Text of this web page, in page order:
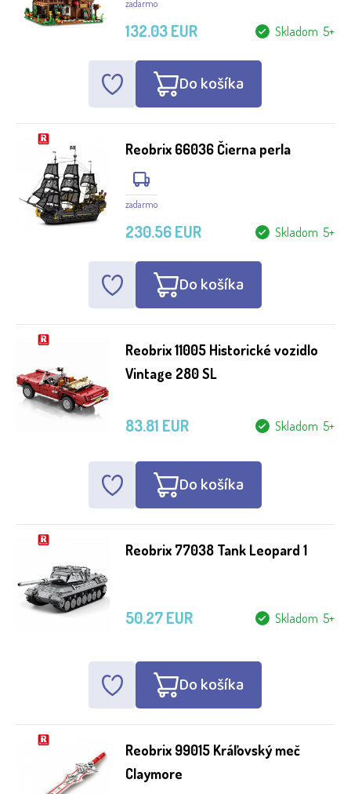
zadarmo
Skladom 5+
132.03 EUR
Do košíka
Reobrix 66036 Čierna perla
zadarmo
Skladom 5+
230.56 EUR
Do košíka
Reobrix 11005 Historické vozidlo
Vintage 280 SL
Skladom 5+
83.81 EUR
Do košíka
Reobrix 77038 Tank Leopard 1
Skladom 5+
50.27 EUR
Do košíka
Reobrix 99015 Kráľovský meč
Claymore